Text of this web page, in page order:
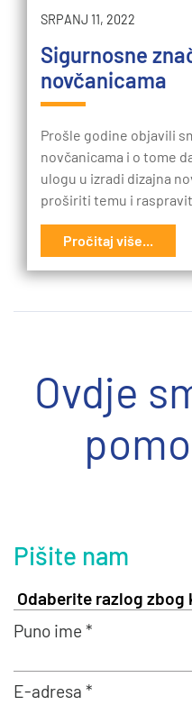
SRPANJ 11, 2022
Sigurnosne
novčanicama
Prošle godine objavili
novčanicama i o tome
ulogu u izradi dizajna
proširiti temu i
Pročitaj više...
Ovdje
Pišite nam
Puno ime *
E-adresa *